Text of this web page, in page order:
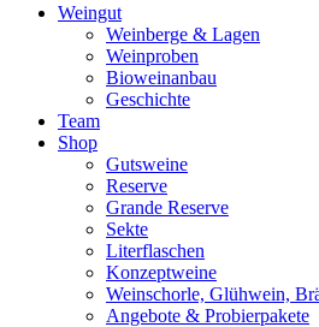
Weingut
Weinberge & Lagen
Weinproben
Bioweinanbau
Geschichte
Team
Shop
Gutsweine
Reserve
Grande Reserve
Sekte
Literflaschen
Konzeptweine
Weinschorle, Glühwein,
Angebote & Probierpakete